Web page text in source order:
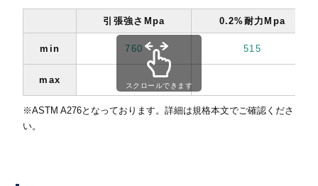
引張強さMpa 0.2%耐力Mpa
min 760 515
max スクロールできます
※ASTM A276となっております。詳細は規格本文でご確認くださ
い。